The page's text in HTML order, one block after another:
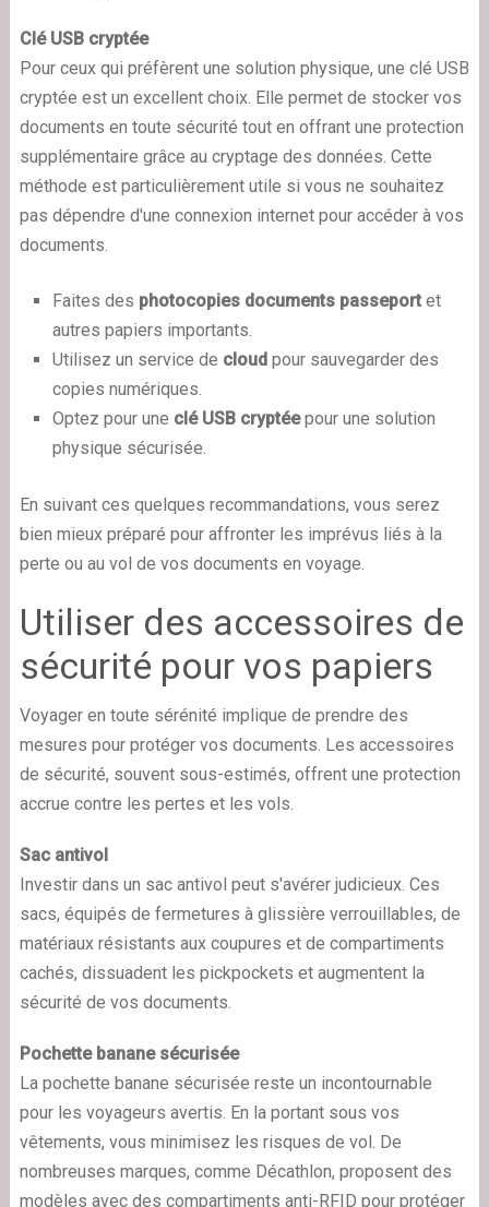
Clé USB cryptée
Pour ceux qui préfèrent une solution physique, une clé USB
cryptée est un excellent choix. Elle permet de stocker vos
documents en toute sécurité tout en offrant une protection
supplémentaire grâce au cryptage des données. Cette
méthode est particulièrement utile si vous ne souhaitez
pas dépendre d'une connexion internet pour accéder à vos
documents.
Faites des photocopies documents passeportet
autres papiers importants.
Utilisez un service de cloudpour sauvegarder des
copies numériques.
Optez pour une clé USB cryptéepour une solution
physique sécurisée.
En suivant ces quelques recommandations, vous serez
bien mieux préparé pour affronter les imprévus liés à la
perte ou au vol de vos documents en voyage.
Utiliser des accessoires de
sécurité pour vos papiers
Voyager en toute sérénité implique de prendre des
mesures pour protéger vos documents. Les accessoires
de sécurité, souvent sous-estimés, offrent une protection
accrue contre les pertes et les vols.
Sac antivol
Investir dans un sac antivol peut s'avérer judicieux. Ces
sacs, équipés de fermetures à glissière verrouillables, de
matériaux résistants aux coupures et de compartiments
cachés, dissuadent les pickpockets et augmentent la
sécurité de vos documents.
Pochette banane sécurisée
La pochette banane sécurisée reste un incontournable
pour les voyageurs avertis. En la portant sous vos
vêtements, vous minimisez les risques de vol. De
nombreuses marques, comme Décathlon, proposent des
modèles avec des compartiments anti-RFID pour protéger